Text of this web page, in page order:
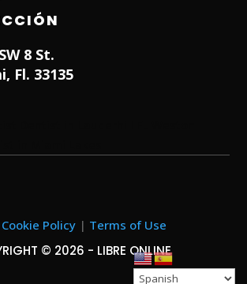
8 St.
Fl. 33135
Cookie Policy | Terms of Use
© 2026 - LIBRE ONLINE